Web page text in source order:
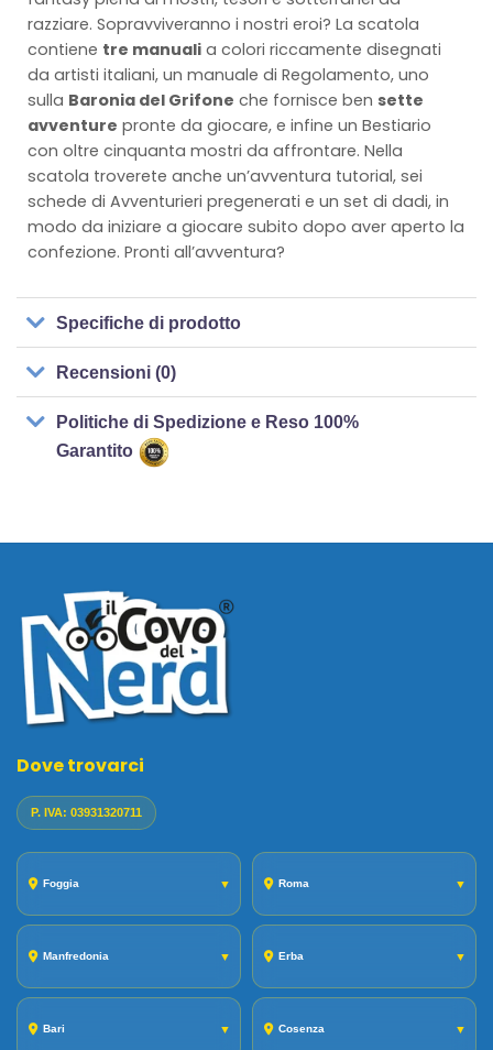
razziare. Sopravviveranno i nostri eroi? La scatola
contiene tre manuali a colori riccamente disegnati
da artisti italiani, un manuale di Regolamento, uno
sulla Baronia del Grifone che fornisce ben sette
avventure pronte da giocare, e infine un Bestiario
con oltre cinquanta mostri da affrontare. Nella
scatola troverete anche un’avventura tutorial, sei
schede di Avventurieri pregenerati e un set di dadi, in
modo da iniziare a giocare subito dopo aver aperto la
confezione. Pronti all’avventura?
Specifiche di prodotto
Recensioni (0)
Politiche di Spedizione e Reso 100%
Garantito
Dove trovarci
P. IVA: 03931320711
Foggia ▼ Roma ▼
Manfredonia ▼ Erba ▼
Bari ▼ Cosenza ▼